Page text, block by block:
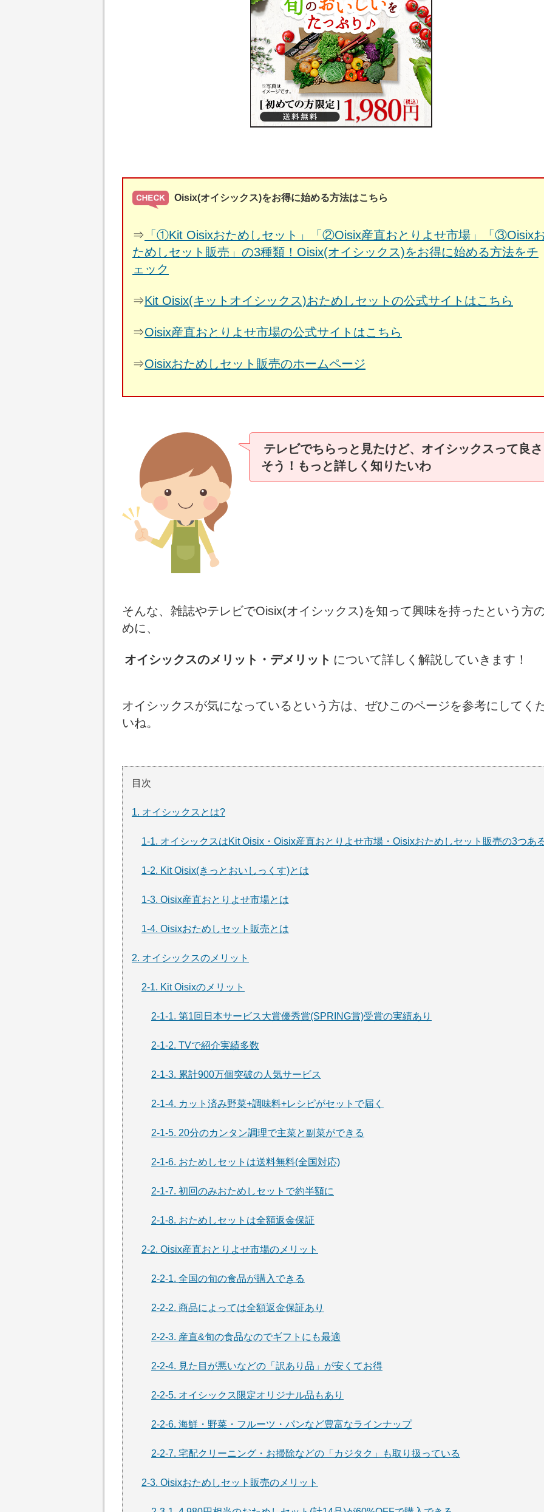
Oisix(オイシックス)をお得に始める方法はこちら
⇒ 「①Kit Oisixおためしセット」「②Oisix産直おとりよせ市場」「③Oisix
ためしセット販売」の3種類！Oisix(オイシックス)をお得に始める方法をチ
ェック
⇒Kit Oisix(キットオイシックス)おためしセットの公式サイトはこちら
⇒Oisix産直おとりよせ市場の公式サイトはこちら
⇒Oisixおためしセット販売のホームページ
テレビでちらっと見たけど、オイシックスって良さ
そう！もっと詳しく知りたいわ
そんな、雑誌やテレビでOisix(オイシックス)を知って興味を持ったという方
めに、
オイシックスのメリット・デメリット について詳しく解説していきます！
オイシックスが気になっているという方は、ぜひこのページを参考にしてく
いね。
目次
1. オイシックスとは?
1-1. オイシックスはKit Oisix・Oisix産直おとりよせ市場・Oisixおためしセット販売の3つあ
1-2. Kit Oisix(きっとおいしっくす)とは
1-3. Oisix産直おとりよせ市場とは
1-4. Oisixおためしセット販売とは
2. オイシックスのメリット
2-1. Kit Oisixのメリット
2-1-1. 第1回日本サービス大賞優秀賞(SPRING賞)受賞の実績あり
2-1-2. TVで紹介実績多数
2-1-3. 累計900万個突破の人気サービス
2-1-4. カット済み野菜+調味料+レシピがセットで届く
2-1-5. 20分のカンタン調理で主菜と副菜ができる
2-1-6. おためしセットは送料無料(全国対応)
2-1-7. 初回のみおためしセットで約半額に
2-1-8. おためしセットは全額返金保証
2-2. Oisix産直おとりよせ市場のメリット
2-2-1. 全国の旬の食品が購入できる
2-2-2. 商品によっては全額返金保証あり
2-2-3. 産直&旬の食品なのでギフトにも最適
2-2-4. 見た目が悪いなどの「訳あり品」が安くてお得
2-2-5. オイシックス限定オリジナル品もあり
2-2-6. 海鮮・野菜・フルーツ・パンなど豊富なラインナップ
2-2-7. 宅配クリーニング・お掃除などの「カジタク」も取り扱っている
2-3. Oisixおためしセット販売のメリット